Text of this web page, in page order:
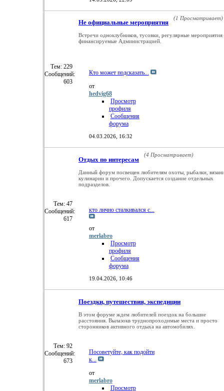
Не официальные мероприятия
(1 Просматривает)
Встречи одноклубников, тусовки, регулярные мероприятия
финансируемые Администрацией.
Тем: 229
Сообщений:
603
Кто может подсказать...
от
hedvig68
Просмотр
профиля
Сообщения
форума
04.03.2026, 16:32
Отдых по интересам
(4 Просматривает)
Данный форум посвещен любителям охоты, рыбалки,
кулинарии и прочего. Допускается создание отдельных
подразделов.
Тем: 47
Сообщений:
617
кто лично сталкивался с...
от
merlabro
Просмотр
профиля
Сообщения
форума
19.04.2026, 10:46
Поездки, путешествия, экспедиции
В этом форуме ждем любителей поездок на большие
расстояния. Вылазокв труднопроходимые места и просто
сторонников активного отдыха на автомобилях.
Тем: 92
Сообщений:
673
Посоветуйте, как подойти
к...
от
merlabro
Просмотр